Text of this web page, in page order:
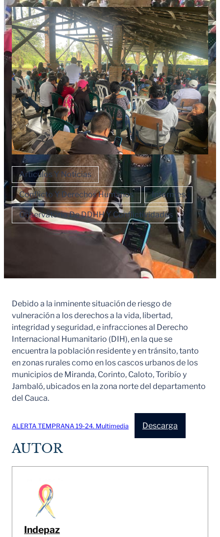
Artículos Y Noticias
Conflicto Y Derechos Humanos Informes
Observatorio De DDHH Y Conflictividades
Debido a la inminente situación de riesgo de
vulneración a los derechos a la vida, libertad,
integridad y seguridad, e infracciones al Derecho
Internacional Humanitario (DIH), en la que se
encuentra la población residente y en tránsito, tanto
en zonas rurales como en los cascos urbanos de los
municipios de Miranda, Corinto, Caloto, Toribío y
Jambaló, ubicados en la zona norte del departamento
del Cauca.
ALERTA TEMPRANA 19-24. Multimedia Descarga
AUTOR
Indepaz